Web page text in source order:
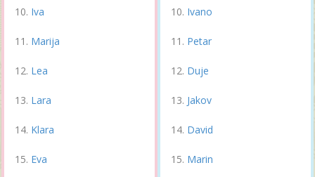
Iva
Marija
Lea
Lara
Klara
Eva
Ivano
Petar
Duje
Jakov
David
Marin